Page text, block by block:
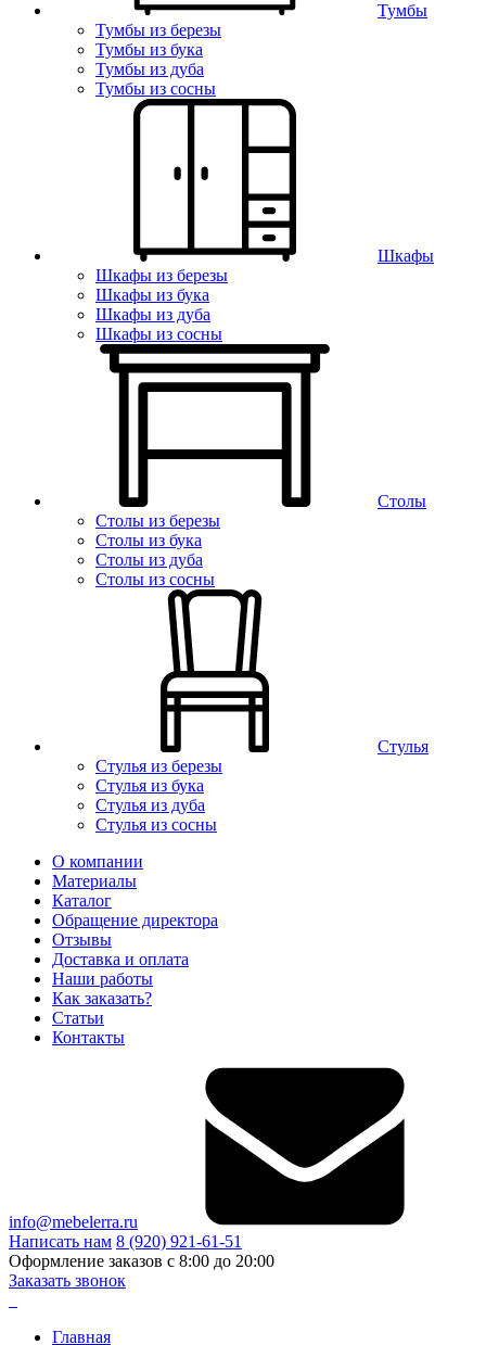
Тумбы
Тумбы из березы
Тумбы из бука
Тумбы из дуба
Тумбы из сосны
Шкафы
Шкафы из березы
Шкафы из бука
Шкафы из дуба
Шкафы из сосны
Столы
Столы из березы
Столы из бука
Столы из дуба
Столы из сосны
Стулья
Стулья из березы
Стулья из бука
Стулья из дуба
Стулья из сосны
О компании
Материалы
Каталог
Обращение директора
Отзывы
Доставка и оплата
Наши работы
Как заказать?
Статьи
Контакты
info@mebelerra.ru
Написать нам 8 (920) 921-61-51
Оформление заказов с 8:00 до 20:00
Заказать звонок
Главная